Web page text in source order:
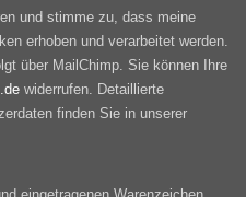
und stimme zu, dass meine
erhoben und verarbeitet werden.
über MailChimp. Sie können Ihre
widerrufen. Detaillierte
finden Sie in unserer